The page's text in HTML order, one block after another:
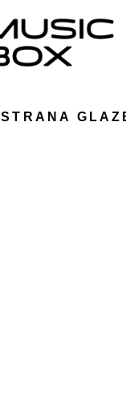
STRANA